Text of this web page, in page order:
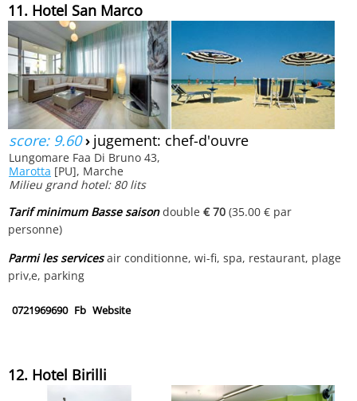
11. Hotel San Marco
score: 9.60› jugement: chef-d'ouvre
Lungomare Faa Di Bruno 43,
Marotta [PU], Marche
Milieu grand hotel: 80 lits
Tarif minimum Basse saisondouble€ 70 (35.00 € par
personne)
Parmi les servicesair conditionne, wi-fi, spa, restaurant, plage
priv‚e, parking
0721969690 Fb Website
12. Hotel Birilli